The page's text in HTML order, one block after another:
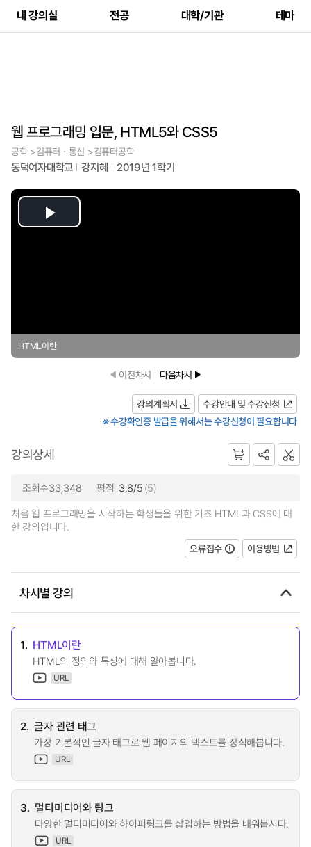
내 강의실 전공 대학/기관 테마
웹 프로그래밍 입문, HTML5와 CSS5
공학 >컴퓨터ㆍ통신 >컴퓨터공학
동덕여자대학교 강지혜 2019년 1학기
Play
HTML이란
이전차시 다음차시
강의계획서
수강안내 및 수강신청
※ 수강확인증 발급을 위해서는 수강신청이 필요합니다
강의상세
조회수33,348 평점 3.8/5 (5)
처음 웹 프로그래밍을 시작하는 학생들을 위한 기초 HTML과 CSS에 대
한 강의입니다.
오류접수
이용방법
차시별 강의
1. HTML이란
HTML의 정의와 특성에 대해 알아봅니다.
URL
2. 글자 관련 태그
가장 기본적인 글자 태그로 웹 페이지의 텍스트를 장식해봅니다.
URL
3. 멀티미디어와 링크
다양한 멀티미디어와 하이퍼링크를 삽입하는 방법을 배워봅시다.
URL